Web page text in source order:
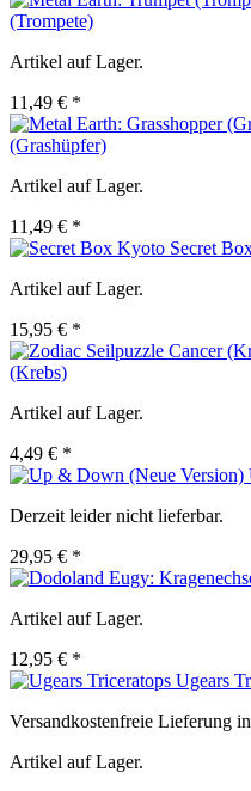
(Trompete)
Artikel auf Lager.
11,49 € *
(Grashüpfer)
Artikel auf Lager.
11,49 € *
Secret
Artikel auf Lager.
15,95 € *
(Krebs)
Artikel auf Lager.
4,49 € *
Derzeit leider nicht lieferbar.
29,95 € *
Artikel auf Lager.
12,95 € *
Ugears
Versandkostenfreie Lieferung
Artikel auf Lager.